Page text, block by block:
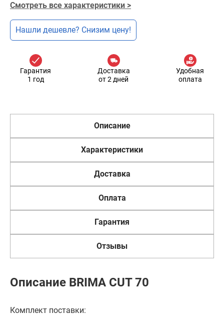
Смотреть все характеристики >
Нашли дешевле? Снизим цену!
Гарантия
1 год
Доставка
от 2 дней
Удобная
оплата
Описание
Характеристики
Доставка
Оплата
Гарантия
Отзывы
Описание BRIMA CUT 70
Комплект поставки: